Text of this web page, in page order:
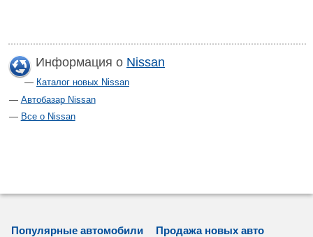
Информация о Nissan
Каталог новых Nissan
Автобазар Nissan
Все о Nissan
Популярные автомобили Продажа новых авто